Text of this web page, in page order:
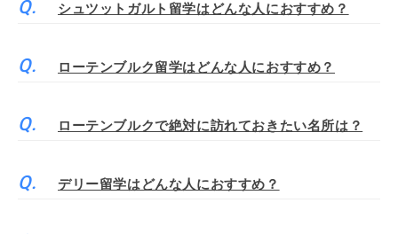
シュツットガルト留学はどんな人におすすめ？
ローテンブルク留学はどんな人におすすめ？
ローテンブルクで絶対に訪れておきたい名所は？
デリー留学はどんな人におすすめ？